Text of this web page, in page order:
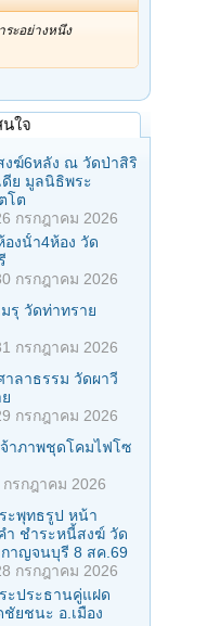
ระอย่างหนึ่ง
ใจ
งฆ์6หลัง ณ วัดป่าสิริ
ย มูลนิธิพระ
โต
กรกฎาคม 2026
งนั้า4ห้อง วัด
กรกฎาคม 2026
รุ วัดท่าทราย
กรกฎาคม 2026
ลาธรรม วัดผาวี
กรกฎาคม 2026
าภาพชุดโคมไฟโซ
กรกฎาคม 2026
ะพุทธรูป หน้า
า ชําระหนี้สงฆ์ วัด
าญจนบุรี 8 สค.69
กรกฎาคม 2026
ะประธานคู่แฝด
ยชนะ อ.เมือง